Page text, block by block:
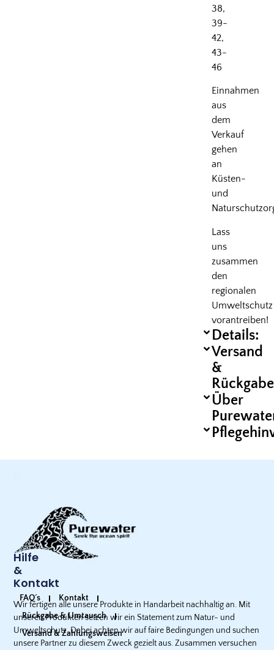
38,
39-
42,
43-
46
Einnahmen
aus
dem
Verkauf
gehen
an
Küsten-
und
Lass
uns
zusammen
den
regionalen
Umweltschutz
vorantreiben!
Details:
Versand
&
Rückgabe
Über
Wir fertigen alle unsere Produkte in Handarbeit nachhaltig an. Mit
unseren Produkten setzen wir ein Statement zum Natur- und
Umweltschutz. Dabei achten wir auf faire Bedingungen und suchen
unsere Partner zu diesem Zweck gezielt aus. Zusammen versuchen
Hilfe
&
Kontakt
FAQ´s
Kontakt
Rückgabe & Umtausch
Versand & Zahlungsweisen